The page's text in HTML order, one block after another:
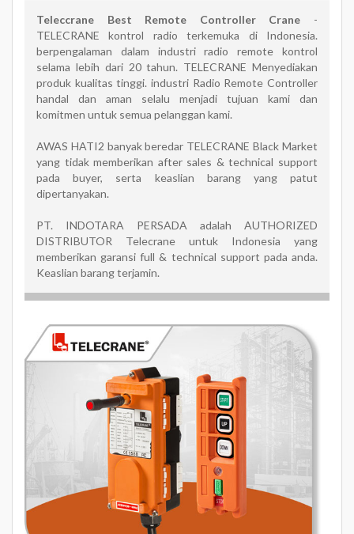
Teleccrane Best Remote Controller Crane -
TELECRANE kontrol radio terkemuka di Indonesia.
berpengalaman dalam industri radio remote kontrol
selama lebih dari 20 tahun. TELECRANE Menyediakan
produk kualitas tinggi. industri Radio Remote Controller
handal dan aman selalu menjadi tujuan kami dan
komitmen untuk semua pelanggan kami.
AWAS HATI2 banyak beredar TELECRANE Black Market
yang tidak memberikan after sales & technical support
pada buyer, serta keaslian barang yang patut
dipertanyakan.
PT. INDOTARA PERSADA adalah AUTHORIZED
DISTRIBUTOR Telecrane untuk Indonesia yang
memberikan garansi full & technical support pada anda.
Keaslian barang terjamin.